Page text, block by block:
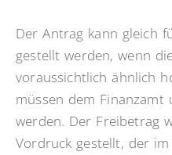
Der Antrag kann gleich
gestellt werden, wenn
voraussichtlich ähnlich
müssen dem
werden. Der Freibetrag
Vordruck gestellt, der